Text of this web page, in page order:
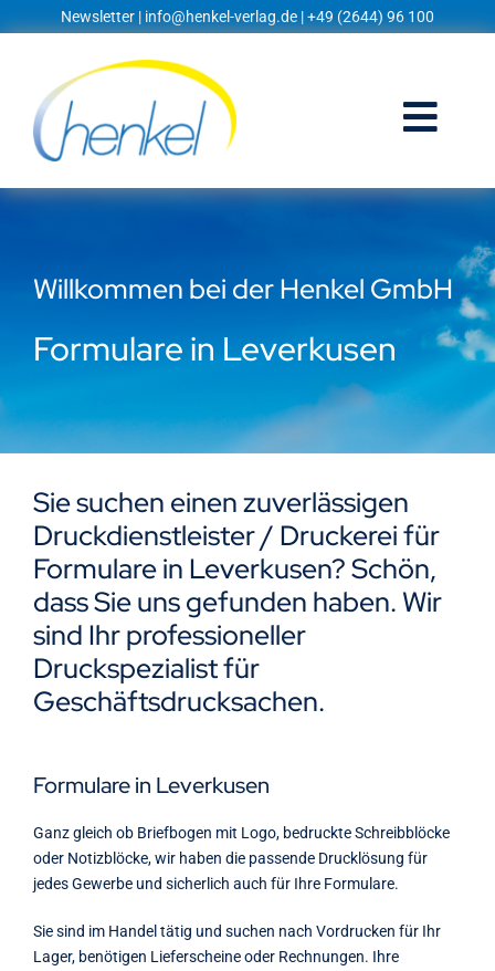
Inhalt
Newsletter | info@henkel-verlag.de | +49 (2644) 96 100
Startseite
Techniklexikon
Kontakt
Willkommen bei der Henkel GmbH
Formulare in Leverkusen
Sie suchen einen zuverlässigen
Druckdienstleister / Druckerei für
Formulare in Leverkusen? Schön,
dass Sie uns gefunden haben. Wir
sind Ihr professioneller
Druckspezialist für
Geschäftsdrucksachen.
Formulare in Leverkusen
Ganz gleich ob Briefbogen mit Logo, bedruckte Schreibblöcke
oder Notizblöcke, wir haben die passende Drucklösung für
jedes Gewerbe und sicherlich auch für Ihre Formulare.
Sie sind im Handel tätig und suchen nach Vordrucken für Ihr
Lager, benötigen Lieferscheine oder Rechnungen. Ihre